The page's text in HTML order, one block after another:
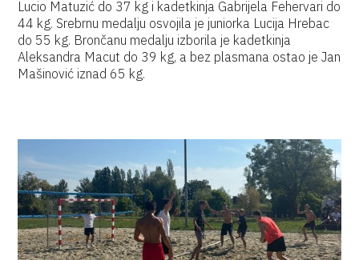
Lucio Matuzić do 37 kg i kadetkinja Gabrijela Fehervari do
44 kg. Srebrnu medalju osvojila je juniorka Lucija Hrebac
do 55 kg. Brončanu medalju izborila je kadetkinja
Aleksandra Macut do 39 kg, a bez plasmana ostao je Jan
Mašinović iznad 65 kg.